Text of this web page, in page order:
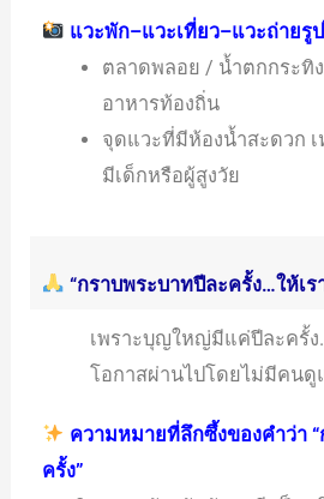
แวะพัก–แวะเที่ยว–แวะถ่ายรู
ตลาดพลอย / น้ำตกกระทิ
อาหารท้องถิ่น
จุดแวะที่มีห้องน้ำสะดวก
มีเด็กหรือผู้สูงวัย
“กราบพระบาทปีละครั้ง…ให้เร
เพราะบุญใหญ่มีแค่ปีละครั้ง
โอกาสผ่านไปโดยไม่มีคนดู
ความหมายที่ลึกซึ้งของคำว่า
ครั้ง”